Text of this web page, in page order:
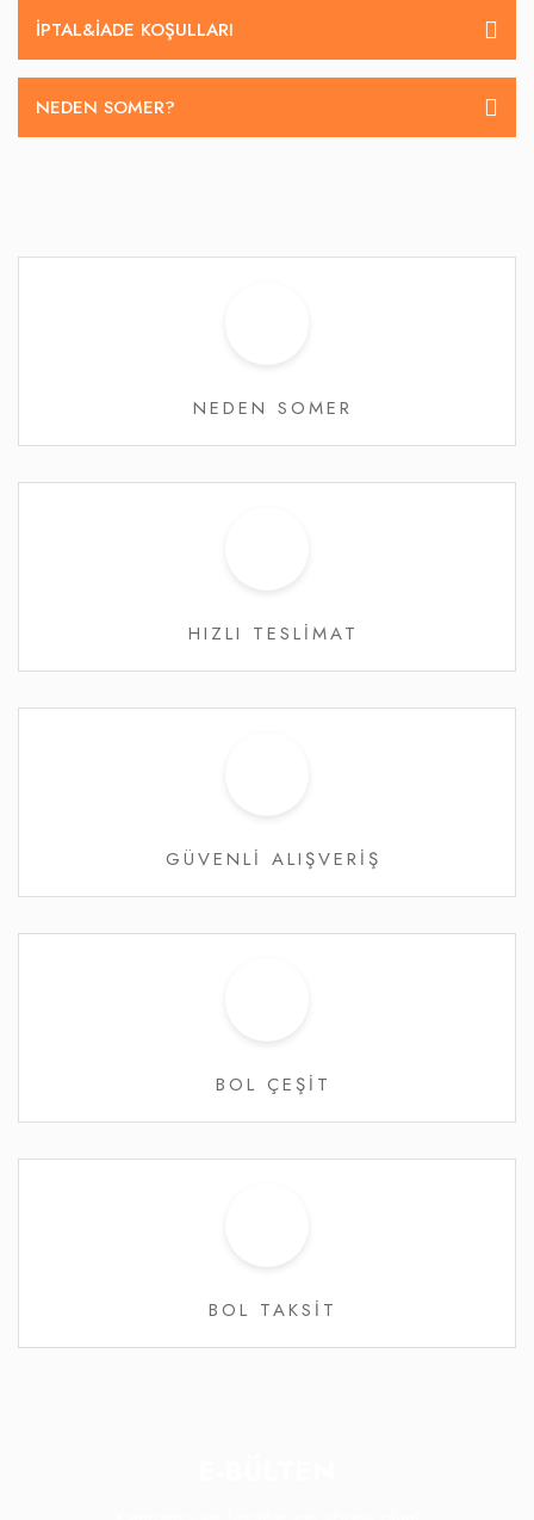
İPTAL&IADE KOŞULLARI
NEDEN SOMER?
NEDEN SOMER
HIZLI TESLİMAT
GÜVENLİ ALIŞVERİŞ
BOL ÇEŞİT
BOL TAKSİT